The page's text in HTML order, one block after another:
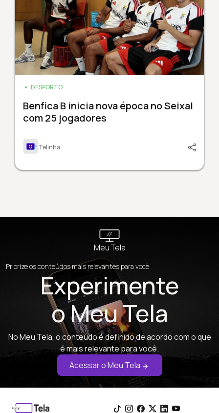
DESPORTO
Benfica B inicia nova época no Seixal
com 25 jogadores
Telinha
Meu Tela
Priorize os conteúdos mais relevantes para você
Experimente
o Meu Tela
No Meu Tela, o conteúdo é definido de acordo com o que
é mais relevante para você.
Acessar o Meu Tela